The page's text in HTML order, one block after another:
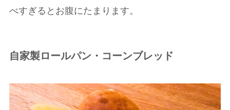
べすぎるとお腹にたまります。
自家製ロールパン・コーンブレッド